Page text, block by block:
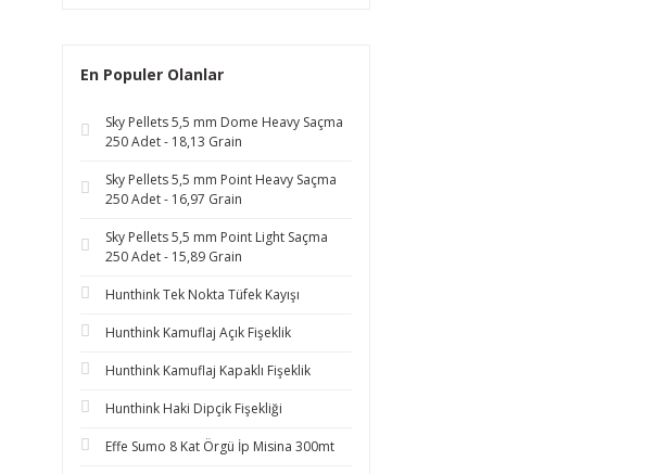
En Populer Olanlar
Sky Pellets 5,5 mm Dome Heavy Saçma
250 Adet - 18,13 Grain
Sky Pellets 5,5 mm Point Heavy Saçma
250 Adet - 16,97 Grain
Sky Pellets 5,5 mm Point Light Saçma
250 Adet - 15,89 Grain
Hunthink Tek Nokta Tüfek Kayışı
Hunthink Kamuflaj Açık Fişeklik
Hunthink Kamuflaj Kapaklı Fişeklik
Hunthink Haki Dipçik Fişekliği
Effe Sumo 8 Kat Örgü İp Misina 300mt